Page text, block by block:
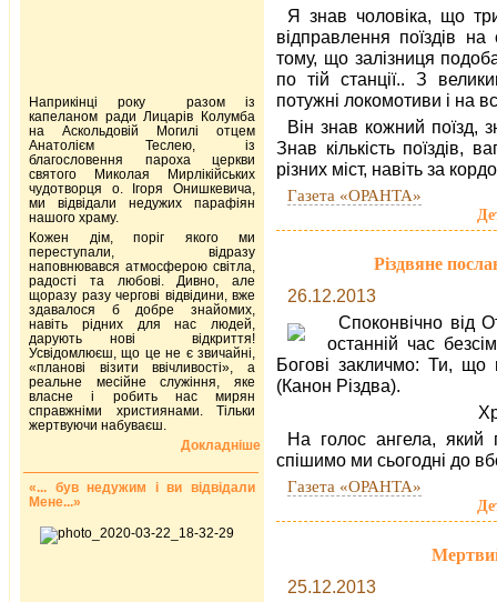
Я знав чоловіка, що
відправлення поїздів на
тому, що залізниця
по тій станції.. З
потужні локомотиви і на
Він знав кожний поїзд,
Знав кількість поїздів,
різних міст, навіть за
Газета «ОРАНТА»
Різдвяне
26.12.2013
Споконвічно від
останній час
Богові закличмо: Ти, що
(Канон Різдва).
На голос ангела, який
спішимо ми сьогодні до
Газета «ОРАНТА»
25.12.2013
Наприкінці року разом із
капеланом ради Лицарів Колумба
на Аскольдовій Могилі отцем
Анатолієм Теслею, із
благословення пароха церкви
святого Миколая Мирлікійських
чудотворця о. Ігоря Онишкевича,
ми відвідали недужих парафіян
нашого храму.
Кожен дім, поріг якого ми
переступали, відразу
наповнювався атмосферою світла,
радості та любові. Дивно, але
щоразу разу чергові відвідини, вже
здавалося б добре знайомих,
навіть рідних для нас людей,
дарують нові відкриття!
Усвідомлюєш, що це не є звичайні,
«планові візити ввічливості», а
реальне месійне служіння, яке
власне і робить нас мирян
справжніми християнами. Тільки
жертвуючи набуваєш.
Докладніше
«... був недужим і ви відвідали
Мене...»